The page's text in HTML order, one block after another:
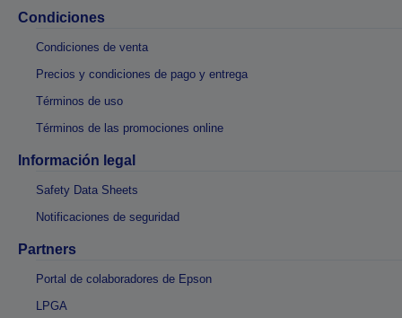
Condiciones
Condiciones de venta
Precios y condiciones de pago y entrega
Términos de uso
Términos de las promociones online
Información legal
Safety Data Sheets
Notificaciones de seguridad
Partners
Portal de colaboradores de Epson
LPGA